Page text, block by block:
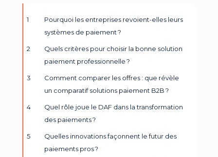
Pourquoi les entreprises revoient-elles leurs
systèmes de paiement ?
Quels critères pour choisir la bonne solution
paiement professionnelle ?
Comment comparer les offres : que révèle
un comparatif solutions paiement B2B ?
Quel rôle joue le DAF dans la transformation
des paiements ?
Quelles innovations façonnent le futur des
paiements pros ?